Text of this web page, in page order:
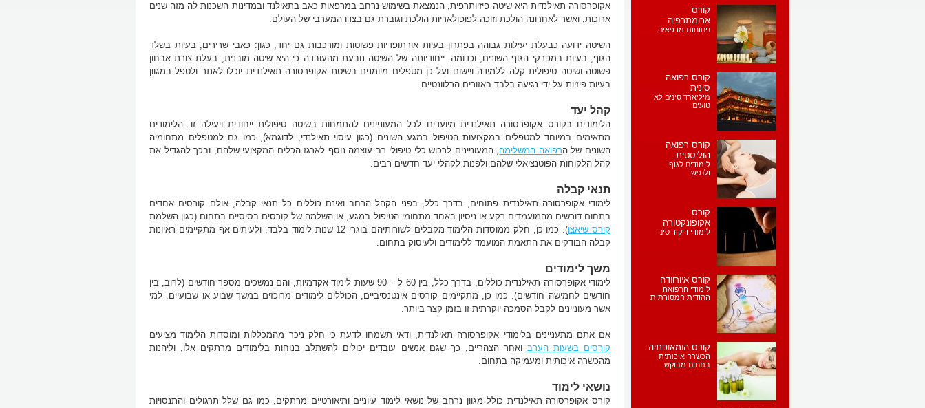
קורס
ארומתרפיה
ניחוחות מרפאים
קורס רפואה
סינית
מיליארד סינים לא
טועים
קורס רפואה
הוליסטית
לימודים לגוף
ולנפש
קורס
אקופונקטורה
לימודי דיקור סיני
קורס איורוודה
לימודי הרפואה
ההודית המסורתית
קורס הומאופתיה
הכשרה איכותית
בתחום מבוקש
אקופרסורה תאילנדית היא שיטה פיזיותרפית, הנמצאת בשימוש נרחב במרפאות כאב בתאילנד ובמדינות השכנות לה מזה שנים
ארוכות, ואשר לאחרונה הולכת וזוכה לפופולאריות הולכת וגוברת גם בצדו המערבי של העולם.
השיטה ידועה כבעלת יעילות גבוהה בפתרון בעיות אורתופדיות פשוטות ומורכבות גם יחד, כגון: כאבי שרירים, בעיות בשלד
הגוף, בעיות במפרקי הגוף השונים, וכדומה. ייחודיותה של השיטה נובעת מהעובדה כי היא שיטה מובנית, בעלת צורת אבחון
פשוטה ושיטה טיפולית קלה ללמידה ויישום ועל כן מטפלים מיומנים בשיטת אקופרסורה תאילנדית יוכלו לאתר ולטפל במגוון
בעיות פיזיות על ידי נגיעה בלבד באזורים הרלוונטיים.
קהל יעד
הלימודים בקורס אקופרסורה תאילנדית מיועדים לכל המעוניינים להתמחות בשיטה טיפולית ייחודית ויעילה זו. הלימודים
מתאימים במיוחד למטפלים במקצועות הטיפול במגע השונים (כגון עיסוי תאילנדי, לדוגמא), כמו גם למטפלים מתחומיה
השונים של הרפואה המשלימה, המעוניינים לרכוש כלי טיפולי רב עוצמה נוסף לארגז הכלים המקצועי שלהם, ובכך להגדיל את
קהל הלקוחות הפוטנציאלי שלהם ולפנות לקהלי יעד חדשים רבים.
תנאי קבלה
לימודי אקופרסורה תאילנדית פתוחים, בדרך כלל, בפני הקהל הרחב ואינם כוללים כל תנאי קבלה, אולם קורסים אחדים
בתחום דורשים מהמועמדים רקע או ניסיון באחד מתחומי הטיפול במגע, או השלמה של קורסים בסיסיים בתחום (כגון השלמת
קורס שיאצו
). כמו כן, חלק ממוסדות הלימוד מקבלים לשורותיהם בוגרי 12 שנות לימוד בלבד, ולעיתים אף מתקיימים ראיונות
קבלה הבודקים את התאמת המועמד ללימודים ולעיסוק בתחום.
משך לימודים
לימודי אקופרסורה תאילנדית כוללים, בדרך כלל, בין 60 ל – 90 שעות לימוד אקדמיות, והם נמשכים מספר חודשים (לרוב, בין
חודשים לחמישה חודשים). כמו כן, מתקיימים קורסים אינטנסיביים, הכוללים לימודים מרוכזים במשך שבוע או שבועיים, למי
אשר מעוניינים לקבל הסמכה יוקרתית זו בזמן קצר ביותר.
אם אתם מתעניינים בלימודי אקופרסורה תאילנדית, ודאי תשמחו לדעת כי חלק ניכר מהמכללות ומוסדות הלימוד מציעים
קורסים בשעות הערב ואחר הצהריים, כך שגם אנשים עובדים יכולים להשתלב בנוחות בלימודים מרתקים אלו, וליהנות
מהכשרה איכותית ומעמיקה בתחום.
נושאי לימוד
קורס אקופרסורה תאילנדית כולל מגוון נרחב של נושאי לימוד עיוניים ותיאורטיים מרתקים, כמו גם שלל תרגולים והתנסויות